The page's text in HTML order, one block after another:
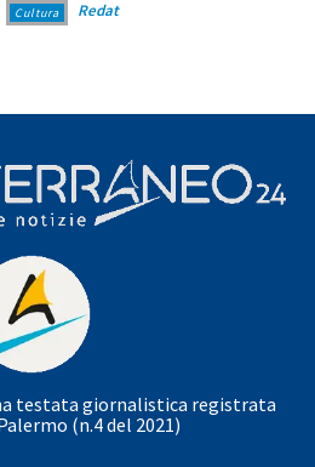
Cultura Redat
testata giornalistica registrata
(n.4 del 2021)